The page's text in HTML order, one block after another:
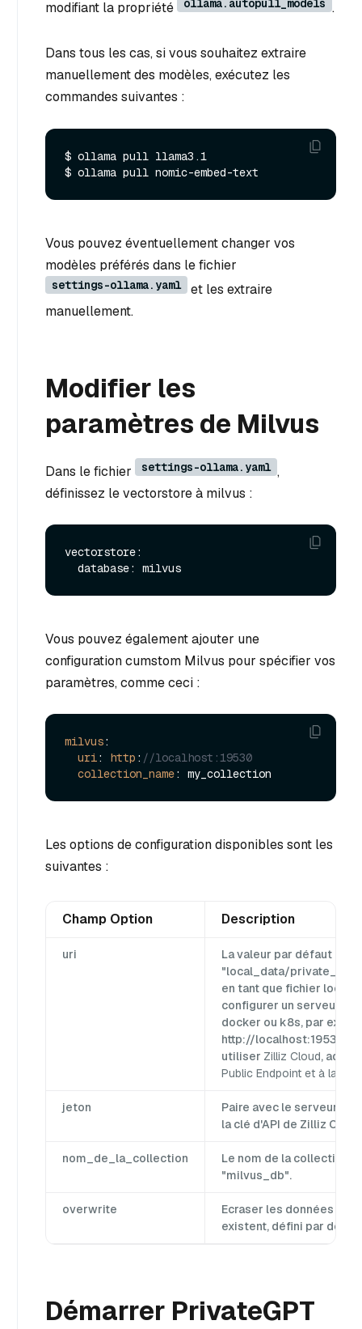
modifiant la propriété ollama.autopull_models .
Dans tous les cas, si vous souhaitez extraire
manuellement des modèles, exécutez les
commandes suivantes :
$ ollama pull llama3.1
Vous pouvez éventuellement changer vos
modèles préférés dans le fichier
settings-ollama.yaml
et les extraire
manuellement.
Modifier les
paramètres de Milvus
Dans le fichier settings-ollama.yaml ,
définissez le vectorstore à milvus :
vectorstore:
Vous pouvez également ajouter une
configuration cumstom Milvus pour spécifier vos
paramètres, comme ceci :
milvus:
uri: http : //localhost:19530
collection_name
Les options de configuration disponibles sont les
suivantes :
Champ Option Description
uri
La valeur par défaut est
"local_data/
en tant que fichier local ;
configurer un serveur
docker ou k8s, par
http://localhost:19530,
utiliser Zilliz Cloud,
Public Endpoint et à la clé
jeton
Paire avec le serveur
la clé d'API de Zilliz
nom_de_la_collection
Le nom de la collection,
"milvus_db".
overwrite
Ecraser les données de
existent, défini par
Démarrer PrivateGPT